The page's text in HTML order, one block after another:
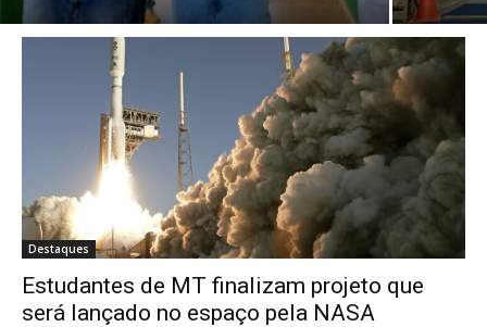
Destaques
Estudantes de MT finalizam projeto que
será lançado no espaço pela NASA